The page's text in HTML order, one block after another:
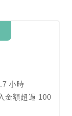
小時
金額超過 100